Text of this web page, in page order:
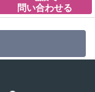
問い合わせる